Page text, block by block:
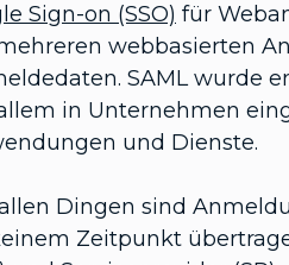
Sign-on (SSO) für
webbasierten
SAML wurde
in Unternehmen
und Dienste.
Dingen sind
Zeitpunkt